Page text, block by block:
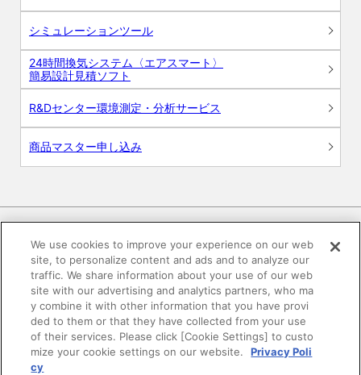
シミュレーションツール
24時間換気システム〈エアスマート〉
簡易設計見積ソフト
R&Dセンター環境測定・分析サービス
商品マスター申し込み
電子公告 このWEBサイトについて
プライバシーポリシー
SNSコミュニティガイドライン サイトマップ
We use cookies to improve your experience on our web
site, to personalize content and ads and to analyze our
traffic. We share information about your use of our web
site with our advertising and analytics partners, who ma
y combine it with other information that you have provi
ded to them or that they have collected from your use
of their services. Please click [Cookie Settings] to custo
mize your cookie settings on our website.
Privacy Poli
cy